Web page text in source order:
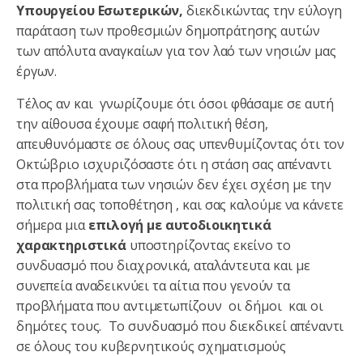
Υπουργείου Εσωτερικών, διεκδικώντας την εύλογη
παράταση των προθεσμιών δημοπράτησης αυτών
των απόλυτα αναγκαίων για τον λαό των νησιών μας
έργων.
Τέλος αν και γνωρίζουμε ότι όσοι φθάσαμε σε αυτή
την αίθουσα έχουμε σαφή πολιτική θέση,
απευθυνόμαστε σε όλους σας υπενθυμίζοντας ότι τον
Οκτώβριο ισχυριζόσαστε ότι η στάση σας απέναντι
στα προβλήματα των νησιών δεν έχει σχέση με την
πολιτική σας τοποθέτηση , και σας καλούμε να κάνετε
σήμερα μιαεπιλογή με αυτοδιοικητικά
χαρακτηριστικάυποστηρίζοντας εκείνο το
συνδυασμό που διαχρονικά, αταλάντευτα και με
συνεπεία αναδεικνύει τα αίτια που γενούν τα
προβλήματα που αντιμετωπίζουν οι δήμοι και οι
δημότες τους. Το συνδυασμό που διεκδικεί απέναντι
σε όλους του κυβερνητικούς σχηματισμούς